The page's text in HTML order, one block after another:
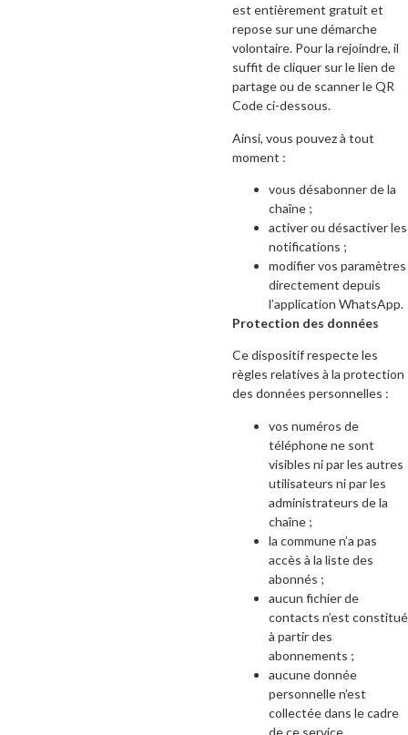
est entièrement gratuit et
repose sur une démarche
volontaire. Pour la rejoindre, il
suffit de cliquer sur le lien de
partage ou de scanner le QR
Code ci-dessous.
Ainsi, vous pouvez à tout
moment :
vous désabonner de la
chaîne ;
activer ou désactiver les
notifications ;
modifier vos paramètres
directement depuis
l’application WhatsApp.
Protection des données
Ce dispositif respecte les
règles relatives à la protection
des données personnelles :
vos numéros de
téléphone ne sont
visibles ni par les autres
utilisateurs ni par les
administrateurs de la
chaîne ;
la commune n’a pas
accès à la liste des
abonnés ;
aucun fichier de
contacts n’est constitué
à partir des
abonnements ;
aucune donnée
personnelle n’est
collectée dans le cadre
de ce service.